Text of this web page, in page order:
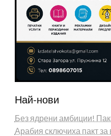
Най-нови
Без ядрени амбиции!
Арабия сключиха пакт